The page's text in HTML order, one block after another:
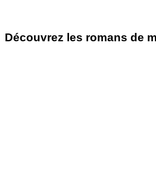
Découvrez les romans de